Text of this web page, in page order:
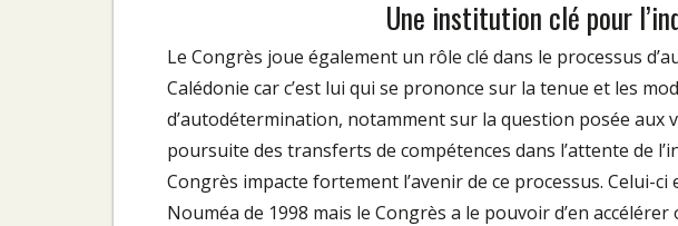
Une institution clé pour
Le Congrès joue également un rôle clé dans le processus
Calédonie car c’est lui qui se prononce sur la tenue et les
d’autodétermination, notamment sur la question posée aux
poursuite des transferts de compétences dans l’attente de
Congrès impacte fortement l’avenir de ce processus. Celui-
Nouméa de 1998 mais le Congrès a le pouvoir d’en